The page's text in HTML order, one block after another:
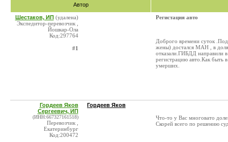
Автор
Шестаков, ИП (удалена)
Экспедитор-перевозчик ,
Йошкар-Ола
Код:297764
#1
Регистация авто
Доброго времени суток
жены) достался МАН , в
отказали.ГИБДД направили
регистрацию авто.Как быть
умерших.
Гордеев Яков
Сергеевич, ИП
(ИНН:667327161518)
Перевозчик ,
Екатеринбург
Код:200472
Гордеев Яков
Что-то у Вас многовато
Скорей всего по решению